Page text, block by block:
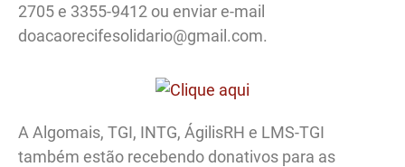
2705 e 3355-9412 ou enviar e-mail
doacaorecifesolidario@gmail.com.
A Algomais, TGI, INTG, ÁgilisRH e LMS-TGI
também estão recebendo donativos para as